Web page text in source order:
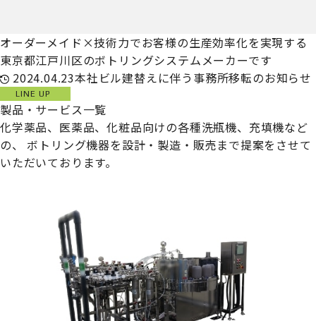
オーダーメイド×技術力でお客様の生産効率化を実現する
東京都江戸川区のボトリングシステムメーカーです
2024.04.23本社ビル建替えに伴う事務所移転のお知らせ
LINE UP
製品・サービス一覧
化学薬品、医薬品、化粧品向けの各種洗瓶機、充填機など
の、
ボトリング機器を設計・製造・販売まで提案をさせて
いただいております。